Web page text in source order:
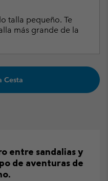
talla pequeño. Te
más grande de la
Cesta
entre sandalias y
de aventuras de